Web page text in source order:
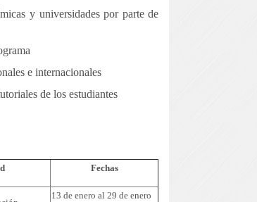
y universidades por parte de
e internacionales
de los estudiantes
Fechas
13 de enero al 29 de enero